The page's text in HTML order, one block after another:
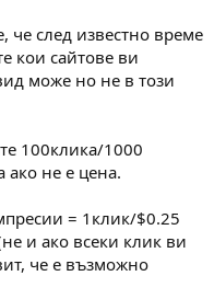
че след известно време
кои сайтове ви
може но не в този
100клика/1000
ако не е цена.
= 1клик/$0.25
и ако всеки клик ви
че е възможно